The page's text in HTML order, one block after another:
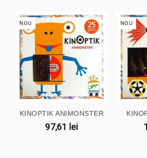
NOU
KINOPTIK ANIMONSTER
97,61 lei
NOU